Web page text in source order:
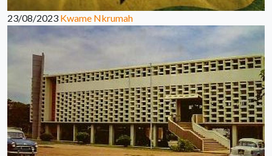
23/08/2023 Kwame Nkrumah